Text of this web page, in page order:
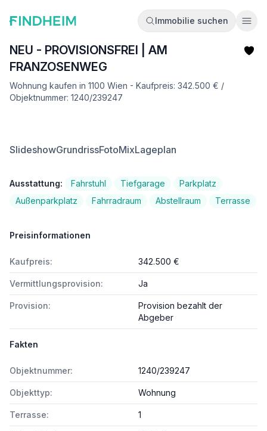
Immobilie suchen
NEU - PROVISIONSFREI | AM
FRANZOSENWEG
Wohnung kaufen in 1100 Wien - Kaufpreis: 342.500 € /
Objektnummer: 1240/239247
SlideshowGrundrissFotoMixLageplan
Ausstattung: Fahrstuhl Tiefgarage
Parkplatz
Außenparkplatz
Fahrradraum Abstellraum Terrasse
Preisinformationen
Kaufpreis: 342.500 €
Vermittlungsprovision: Ja
Provision:
Provision bezahlt der
Abgeber
Fakten
Objektnummer: 1240/239247
Objekttyp: Wohnung
Terrasse: 1